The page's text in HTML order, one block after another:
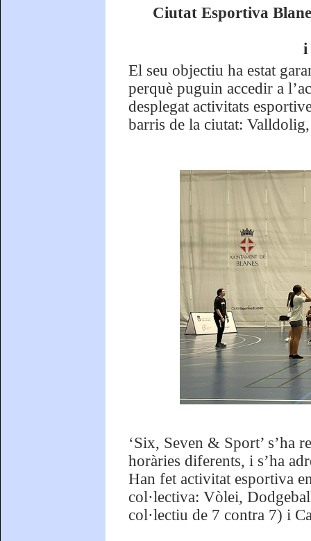
Ciutat Esportiva
i
El seu objectiu ha estat
perquè puguin accedir a
desplegat activitats
barris de la ciutat:
‘Six, Seven & Sport’ s’ha
horàries diferents, i s’ha
Han fet activitat esportiva
col·lectiva: Vòlei,
col·lectiu de 7 contra 7) i